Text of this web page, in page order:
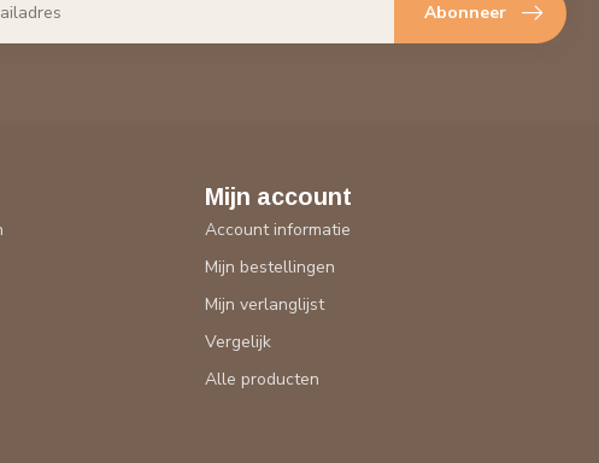
Abonneer
Mijn account
Account informatie
Mijn bestellingen
Mijn verlanglijst
Vergelijk
Alle producten